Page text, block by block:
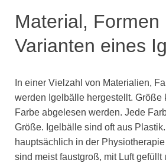
Material, Formen
Varianten eines
In einer Vielzahl von Materialien,
werden Igelbälle hergestellt. Größe
Farbe abgelesen werden. Jede
Größe. Igelbälle sind oft aus
hauptsächlich in der
sind meist faustgroß, mit Luft gefüllt